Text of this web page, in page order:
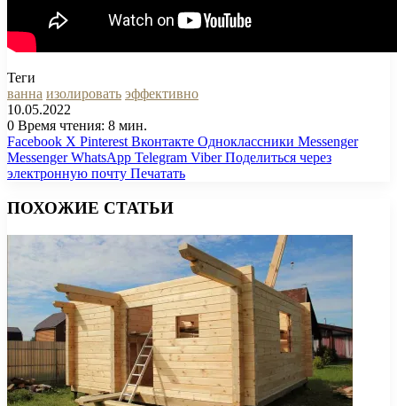
Теги
ванна изолировать эффективно
10.05.2022
0 Время чтения: 8 мин.
Facebook X Pinterest Вконтакте Одноклассники Messenger
Messenger WhatsApp Telegram Viber Поделиться через
электронную почту Печатать
ПОХОЖИЕ СТАТЬИ